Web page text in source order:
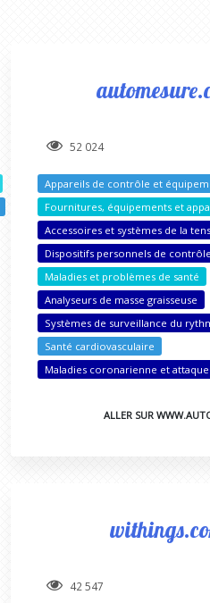
52 024
Appareils de contrôle et
Fournitures, équipements et
Accessoires et systèmes de la
Dispositifs personnels de
Maladies et problèmes de santé
Analyseurs de masse graisseuse
Systèmes de surveillance du
Santé cardiovasculaire
Maladies coronarienne et
ALLER SUR
42 547